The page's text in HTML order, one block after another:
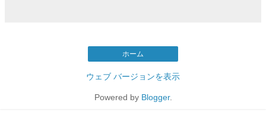
ホーム
ウェブ バージョンを表示
Powered by Blogger.